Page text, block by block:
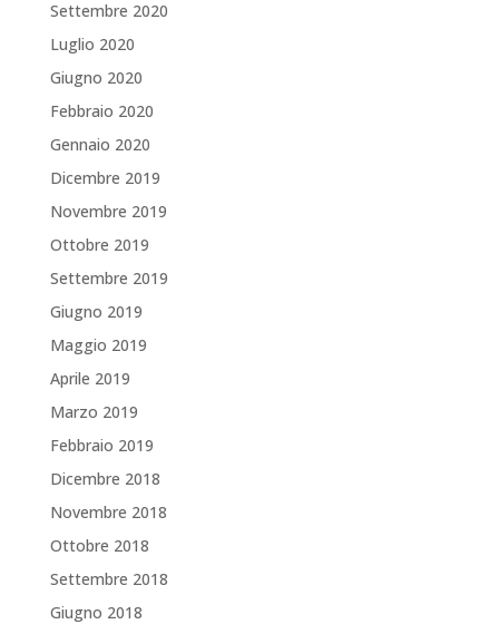
Settembre 2020
Luglio 2020
Giugno 2020
Febbraio 2020
Gennaio 2020
Dicembre 2019
Novembre 2019
Ottobre 2019
Settembre 2019
Giugno 2019
Maggio 2019
Aprile 2019
Marzo 2019
Febbraio 2019
Dicembre 2018
Novembre 2018
Ottobre 2018
Settembre 2018
Giugno 2018